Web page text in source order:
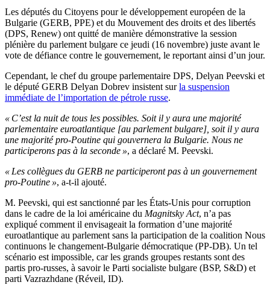
Les députés du Citoyens pour le développement européen de la
Bulgarie (GERB, PPE) et du Mouvement des droits et des libertés
(DPS, Renew) ont quitté de manière démonstrative la session
plénière du parlement bulgare ce jeudi (16 novembre) juste avant le
vote de défiance contre le gouvernement, le reportant ainsi d’un jour.
Cependant, le chef du groupe parlementaire DPS, Delyan Peevski et
le député GERB Delyan Dobrev insistent surla suspension
immédiate de l’importation de pétrole russe.
« C’est la nuit de tous les possibles. Soit il y aura une majorité
parlementaire euroatlantique [au parlement bulgare], soit il y aura
une majorité pro-Poutine qui gouvernera la Bulgarie. Nous ne
participerons pas à la seconde », a déclaré M. Peevski.
« Les collègues du GERB ne participeront pas à un gouvernement
pro-Poutine », a-t-il ajouté.
M. Peevski, qui est sanctionné par les États-Unis pour corruption
dans le cadre de la loi américaine du Magnitsky Act, n’a pas
expliqué comment il envisageait la formation d’une majorité
euroatlantique au parlement sans la participation de la coalition Nous
continuons le changement-Bulgarie démocratique (PP-DB). Un tel
scénario est impossible, car les grands groupes restants sont des
partis pro-russes, à savoir le Parti socialiste bulgare (BSP, S&D) et
parti Vazrazhdane (Réveil, ID).